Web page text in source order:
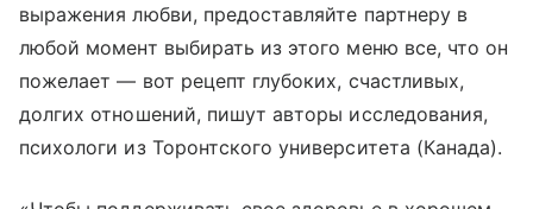
выражения любви, предоставляйте партнеру в
любой момент выбирать из этого меню все, что он
пожелает — вот рецепт глубоких, счастливых,
долгих отношений, пишут авторы исследования,
психологи из Торонтского университета (Канада).